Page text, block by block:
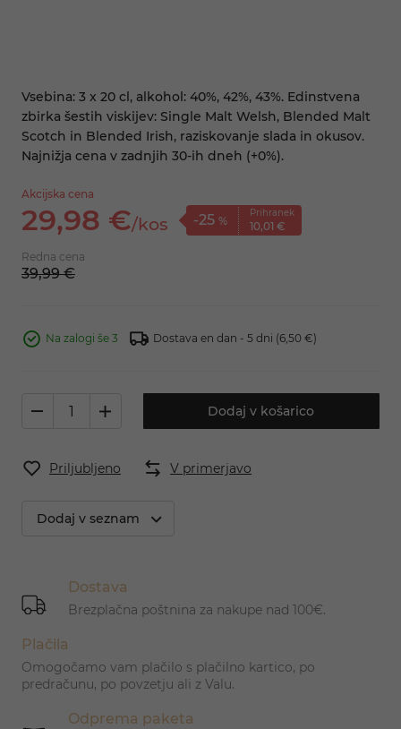
Vsebina: 3 x 20 cl, alkohol: 40%, 42%, 43%. Edinstvena
zbirka šestih viskijev: Single Malt Welsh, Blended Malt
Scotch in Blended Irish, raziskovanje slada in okusov.
Najnižja cena v zadnjih 30-ih dneh (+0%).
Akcijska cena
29,98 €/kos -25 %
Prihranek
10,01 €
Redna cena
39,99 €
Na zalogi še 3 Dostava en dan - 5 dni (6,50 €)
Dodaj v košarico
Priljubljeno V primerjavo
Dodaj v seznam
Dostava
Brezplačna poštnina za nakupe nad 100€.
Plačila
Omogočamo vam plačilo s plačilno kartico, po
predračunu, po povzetju ali z Valu.
Odprema paketa